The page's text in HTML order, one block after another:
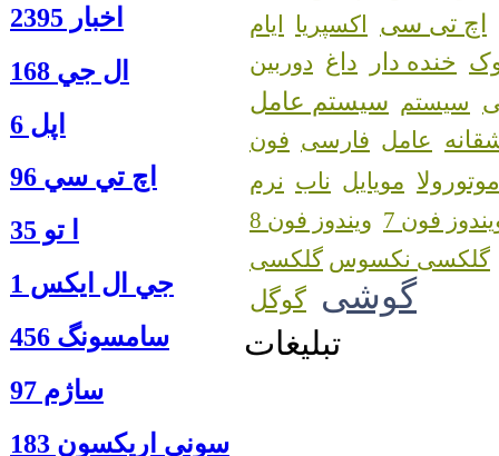
اخبار 2395
ال جي 168
اپل 6
اچ تي سي 96
ا‍ تو 35
جي ال ايكس 1
سامسونگ 456
ساژم 97
سوني اريكسون 183
اچ تی سی اکسپریا ایام
خنده دار داغ دوربین
سیستم سیستم عامل
عامل فارسی فون
موتورولا مویایل ناب نرم
فون 7
ویندوز فون 8
گلکسی نکسوس
گوشی گوگل
تبلیغات